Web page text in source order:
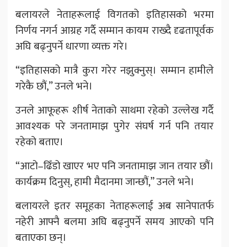
बलायरले नेताहरूलाई विगतको इतिहासको भरमा
निर्णय नगर्न आग्रह गर्दै सम्मान कायम राख्दै दृढतापूर्वक
अघि बढ्नुपर्ने धारणा व्यक्त गरे।
“इतिहासको मात्रै कुरा गरेर नझुक्नुस्। सम्मान हामीले
गरेकै छौं,” उनले भने।
उनले आफूहरू शीर्ष नेताको साथमा रहेको उल्लेख गर्दै
आवश्यक परे जनतामाझ पुगेर संघर्ष गर्न पनि तयार
रहेको बताए।
“आटो–ढिँडो खाएर भए पनि जनतामाझ जान तयार छौं।
कार्यक्रम दिनुस्, हामी मैदानमा जान्छौं,” उनले भने।
बलायरले इतर समूहका नेताहरूलाई अब सानेपातर्फ
नहेरी आफ्नै बलमा अघि बढ्नुपर्ने समय आएको पनि
बताएका छन्।